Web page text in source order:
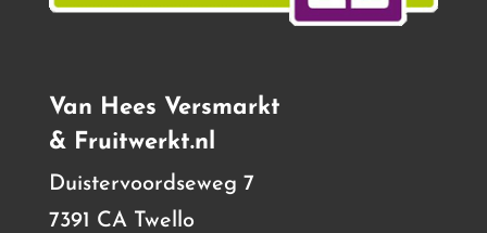
Van Hees Versmarkt
& Fruitwerkt.nl
Duistervoordseweg 7
7391 CA Twello